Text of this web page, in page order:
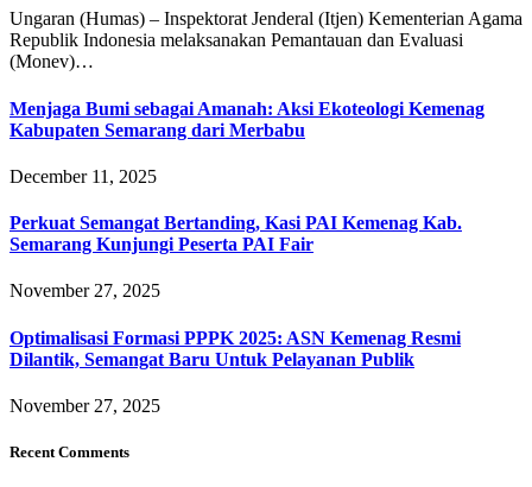
Ungaran (Humas) – Inspektorat Jenderal (Itjen) Kementerian Agama
Republik Indonesia melaksanakan Pemantauan dan Evaluasi
(Monev)…
Menjaga Bumi sebagai Amanah: Aksi Ekoteologi Kemenag
Kabupaten Semarang dari Merbabu
December 11, 2025
Perkuat Semangat Bertanding, Kasi PAI Kemenag Kab.
Semarang Kunjungi Peserta PAI Fair
November 27, 2025
Optimalisasi Formasi PPPK 2025: ASN Kemenag Resmi
Dilantik, Semangat Baru Untuk Pelayanan Publik
November 27, 2025
Recent Comments